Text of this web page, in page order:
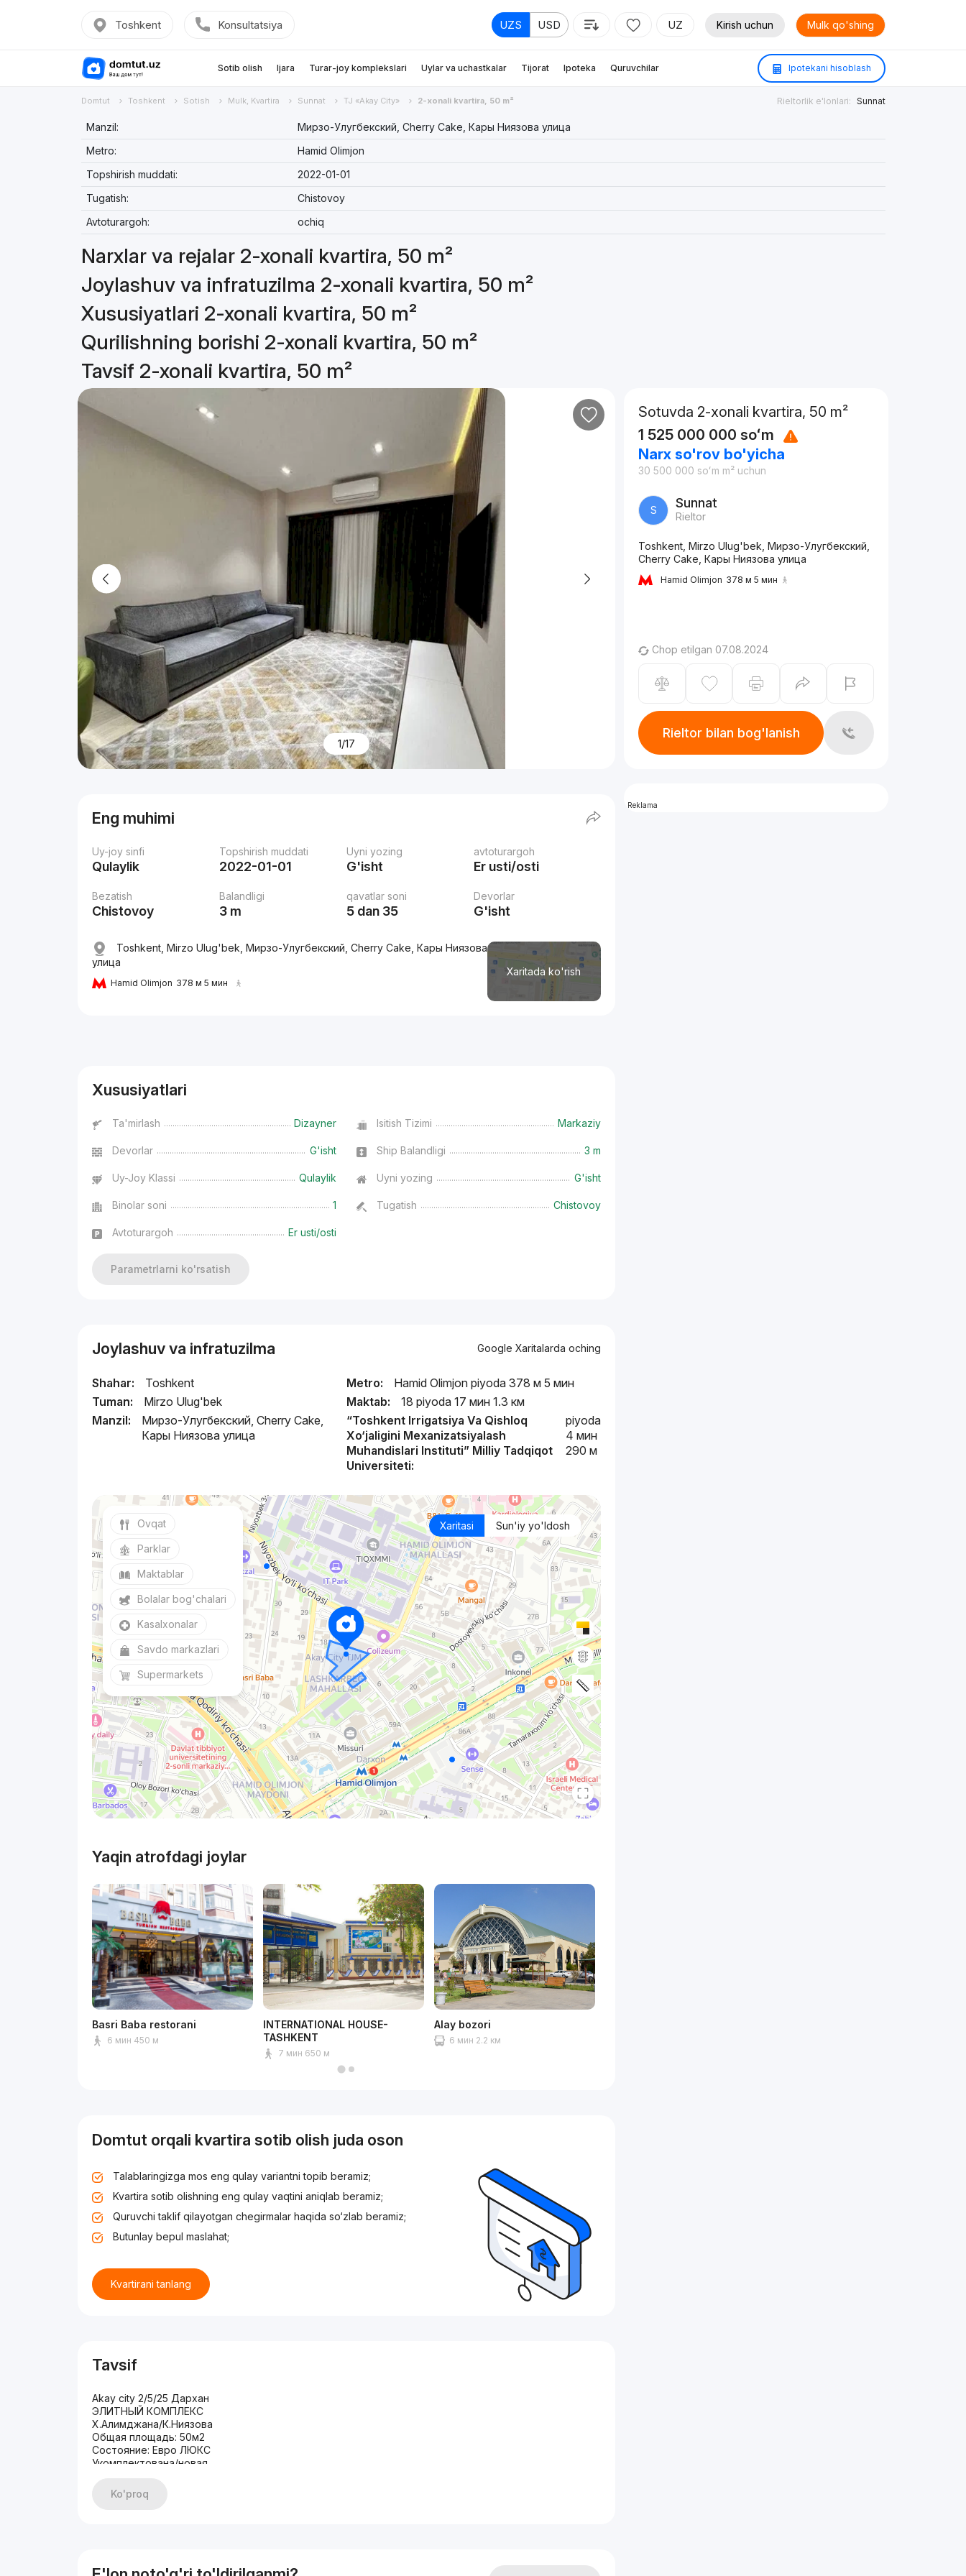
Toshkent Konsultatsiya UZS USD UZ Kirish uchun Mulk qo'shing
Sotib olish Ijara Turar-joy komplekslari Uylar va uchastkalar Tijorat Ipoteka Quruvchilar Ipotekani hisoblash
Domtut Toshkent Sotish Mulk, Kvartira Sunnat TJ «Akay City» 2-xonali kvartira, 50 m² Rieltorlik e'lonlari: Sunnat
Manzil:
Мирзо-Улугбекский, Cherry Cake, Кары Ниязова улица
Metro:
Hamid Olimjon
Topshirish muddati:
2022-01-01
Tugatish:
Chistovoy
Avtoturargoh:
ochiq
Narxlar va rejalar 2-xonali kvartira, 50 m²
Joylashuv va infratuzilma 2-xonali kvartira, 50 m²
Xususiyatlari 2-xonali kvartira, 50 m²
Qurilishning borishi 2-xonali kvartira, 50 m²
Tavsif 2-xonali kvartira, 50 m²
1/17
Eng muhimi
Uy-joy sinfi
Qulaylik
Topshirish muddati
2022-01-01
Uyni yozing
G'isht
avtoturargoh
Er usti/osti
Bezatish
Chistovoy
Balandligi
3 m
qavatlar soni
5 dan 35
Devorlar
G'isht
Xaritada ko'rish
Toshkent, Mirzo Ulug'bek, Мирзо-Улугбекский, Cherry Cake, Кары Ниязова
улица
Hamid Olimjon 378 м 5 мин
Xususiyatlari
Ta'mirlash Dizayner Isitish Tizimi Markaziy
Devorlar G'isht Ship Balandligi 3 m
Uy-Joy Klassi Qulaylik Uyni yozing G'isht
Binolar soni 1 Tugatish Chistovoy
Avtoturargoh Er usti/osti
Parametrlarni ko'rsatish
Joylashuv va infratuzilma Google Xaritalarda oching
Shahar:
Toshkent
Tuman:
Mirzo Ulug'bek
Manzil:
Мирзо-Улугбекский, Cherry Cake,
Кары Ниязова улица
Metro:
Hamid Olimjon piyoda 378 м 5 мин
Maktab:
18 piyoda 17 мин 1.3 км
“Toshkent Irrigatsiya Va Qishloq
Xo‘jaligini Mexanizatsiyalash
Muhandislari Instituti” Milliy Tadqiqot
Universiteti:
piyoda
4 мин
290 м
Xaritasi Sun'iy yo'ldosh
Ovqat
Parklar
Maktablar
Bolalar bog'chalari
Kasalxonalar
Savdo markazlari
Supermarkets
Yaqin atrofdagi joylar
Basri Baba restorani
6 мин 450 м
INTERNATIONAL HOUSE-
TASHKENT
7 мин 650 м
Alay bozori
6 мин 2.2 км
Domtut orqali kvartira sotib olish juda oson
Talablaringizga mos eng qulay variantni topib beramiz;
Kvartira sotib olishning eng qulay vaqtini aniqlab beramiz;
Quruvchi taklif qilayotgan chegirmalar haqida so‘zlab beramiz;
Butunlay bepul maslahat;
Kvartirani tanlang
Tavsif
Akay city 2/5/25 Дархан
ЭЛИТНЫЙ КОМПЛЕКС
Х.Алимджана/К.Ниязова
Общая площадь: 50м2
Состояние: Евро ЛЮКС
Укомплектована/новая
ЦЕНА: 125.000у.е
Ko'proq
Sotuvda 2-xonali kvartira, 50 m²
1 525 000 000 soʻm
Narx so'rov bo'yicha
30 500 000 soʻm m² uchun
S Sunnat
Rieltor
Toshkent, Mirzo Ulug'bek, Мирзо-Улугбекский,
Cherry Cake, Кары Ниязова улица
Hamid Olimjon 378 м 5 мин
Chop etilgan 07.08.2024
Rieltor bilan bog'lanish
Reklama